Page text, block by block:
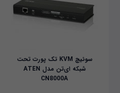
سوئیچ KVM تک پورت تحت
شبکه ای‌تن مدل ATEN
CN8000A